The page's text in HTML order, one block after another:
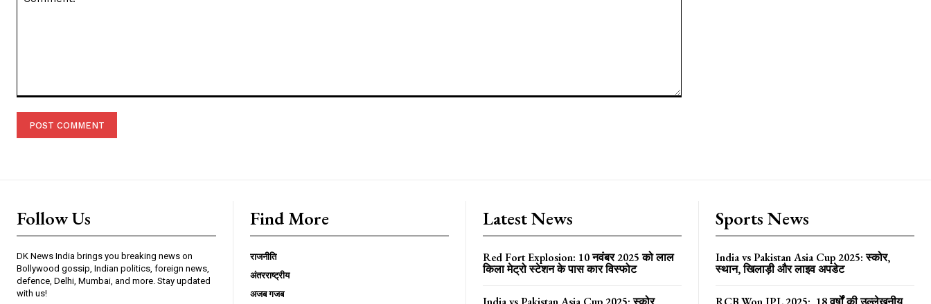
Follow Us
DK News India brings you breaking news on
Bollywood gossip, Indian politics, foreign news,
defence, Delhi, Mumbai, and more. Stay updated
with us!
Find More
राजनीति
अंतरराष्ट्रीय
अजब गजब
Latest News
Red Fort Explosion: 10 नवंबर 2025 को लाल
किला मेट्रो स्टेशन के पास कार विस्फोट
Sports News
India vs Pakistan Asia Cup 2025: स्कोर,
स्थान, खिलाड़ी और लाइव अपडेट